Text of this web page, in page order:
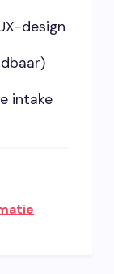
design
intake